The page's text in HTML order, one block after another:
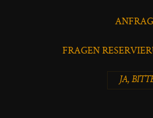
FRAGEN
JA,